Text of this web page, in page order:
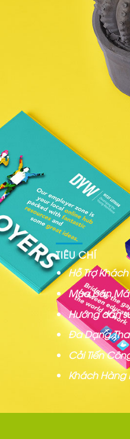
TIÊU CHÍ
Hỗ Trợ
Mua bán
Hướng dẫn
Đa Dạng
Cải Tiến
Khách Hàng